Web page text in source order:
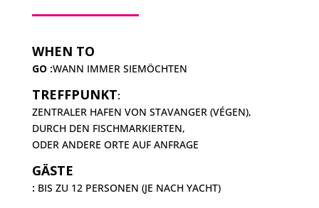
WHEN TO
GO :WANN IMMER SIEMÖCHTEN
TREFFPUNKT:
ZENTRALER HAFEN VON STAVANGER (VÉGEN),
DURCH DEN FISCHMARKIERTEN,
ODER ANDERE ORTE AUF ANFRAGE
GÄSTE
: BIS ZU 12 PERSONEN (JE NACH YACHT)